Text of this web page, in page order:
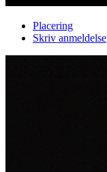
Placering
Skriv anmeldelse